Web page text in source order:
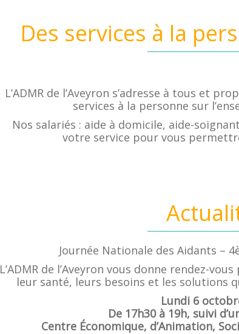
Des services à la
L’ADMR de l’Aveyron s’adresse à tous et
services à la personne sur
Nos salariés : aide à domicile, aide-
votre service pour vous
Journée Nationale des Aidants –
L’ADMR de l’Aveyron vous donne rendez-
leur santé, leurs besoins et les solutions
Lundi 6
De 17h30 à 19h, suivi
Centre Économique, d’Animation,